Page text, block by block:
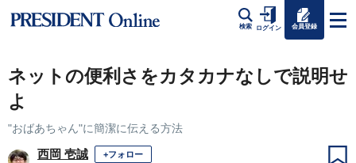
検索 ログイン 会員登録
ネットの便利さをカタカナなしで説明せ
よ
"おばあちゃん"に簡潔に伝える方法
西岡 壱誠 +フォロー